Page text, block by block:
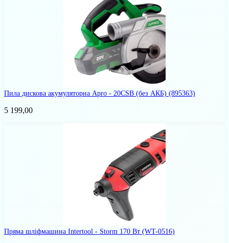
Пила дискова акумуляторна Apro - 20CSB (без АКБ) (895363)
5 199,00
Пряма шліфмашина Intertool - Storm 170 Вт (WT-0516)